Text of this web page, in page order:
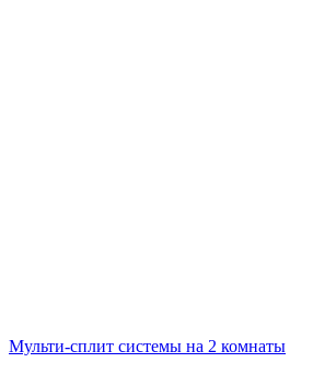
Мульти-сплит системы на 2 комнаты